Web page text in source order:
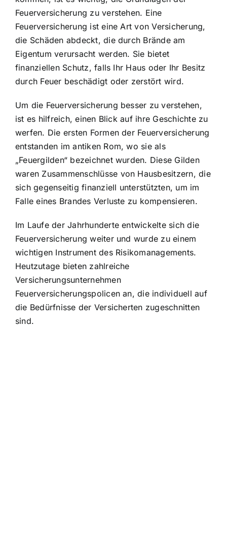
Feuerversicherung zu verstehen. Eine
Feuerversicherung ist eine Art von Versicherung,
die Schäden abdeckt, die durch Brände am
Eigentum verursacht werden. Sie bietet
finanziellen Schutz, falls Ihr Haus oder Ihr Besitz
durch Feuer beschädigt oder zerstört wird.
Um die Feuerversicherung besser zu verstehen,
ist es hilfreich, einen Blick auf ihre Geschichte zu
werfen. Die ersten Formen der Feuerversicherung
entstanden im antiken Rom, wo sie als
„Feuergilden“ bezeichnet wurden. Diese Gilden
waren Zusammenschlüsse von Hausbesitzern, die
sich gegenseitig finanziell unterstützten, um im
Falle eines Brandes Verluste zu kompensieren.
Im Laufe der Jahrhunderte entwickelte sich die
Feuerversicherung weiter und wurde zu einem
wichtigen Instrument des Risikomanagements.
Heutzutage bieten zahlreiche
Versicherungsunternehmen
Feuerversicherungspolicen an, die individuell auf
die Bedürfnisse der Versicherten zugeschnitten
sind.